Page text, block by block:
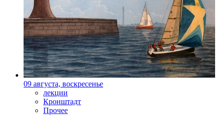
09 августа, воскресенье
лекции
Кронштадт
Прочее